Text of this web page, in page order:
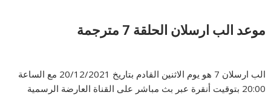
موعد الب ارسلان الحلقة 7 مترجمة
الب ارسلان 7 هو يوم الاثنين القادم بتاريخ 20/12/2021 مع الساعة
20:00 بتوقيت أنقرة عبر بث مباشر على القناة العارضة الرسمية